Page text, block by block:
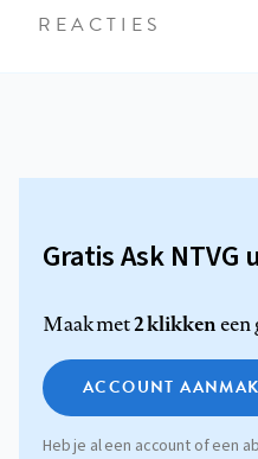
REACTIES
Gratis Ask
Maak met2 klikkeneen
ACCOUNT
Heb je al een account of een